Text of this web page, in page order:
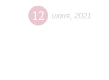
12 июня 2021